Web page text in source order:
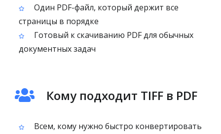
Один PDF-файл, который держит все
страницы в порядке
Готовый к скачиванию PDF для обычных
документных задач
Кому подходит TIFF в PDF
Всем, кому нужно быстро конвертировать